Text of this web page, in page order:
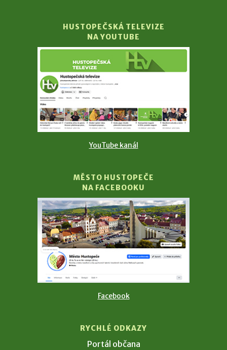
HUSTOPEČSKÁ TELEVIZE
NA YOUTUBE
YouTube kanál
MĚSTO HUSTOPEČE
NA FACEBOOKU
Facebook
RYCHLÉ ODKAZY
Portál občana